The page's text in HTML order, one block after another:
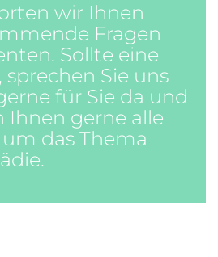
wir Ihnen
Fragen
Sollte eine
sprechen Sie uns
für Sie da und
gerne alle
das Thema